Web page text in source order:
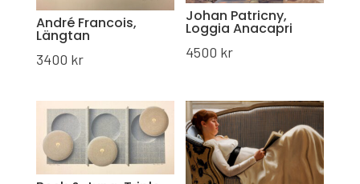
André Francois,
Längtan
3400 kr
Johan Patricny,
Loggia Anacapri
4500 kr